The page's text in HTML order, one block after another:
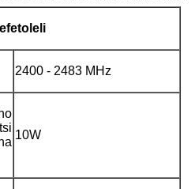
2400 - 2483 MHz
10W